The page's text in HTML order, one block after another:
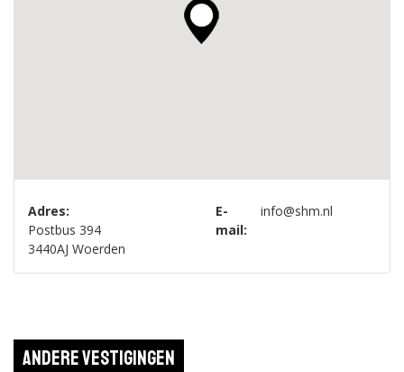
Adres:
Postbus 394
3440AJ Woerden
E-
mail:
info@shm.nl
Andere vestigingen